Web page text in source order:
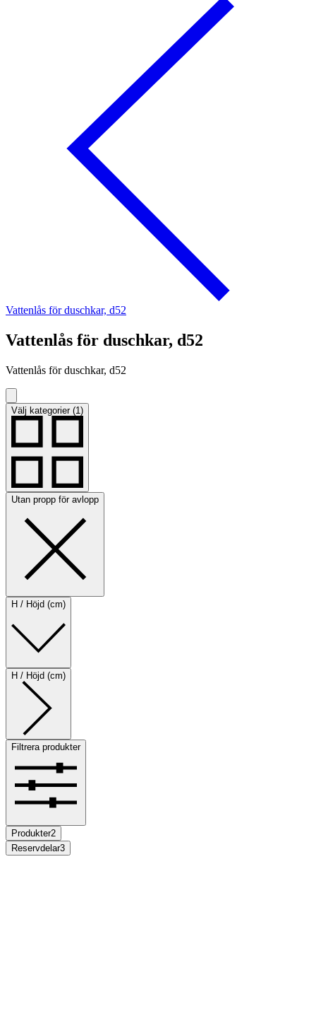
Vattenlås för duschkar, d52
Vattenlås för duschkar, d52
Vattenlås för duschkar, d52
Välj kategorier (1)
Utan propp för avlopp
H / Höjd (cm)
H / Höjd (cm)
Filtrera produkter
Produkter2
Reservdelar3